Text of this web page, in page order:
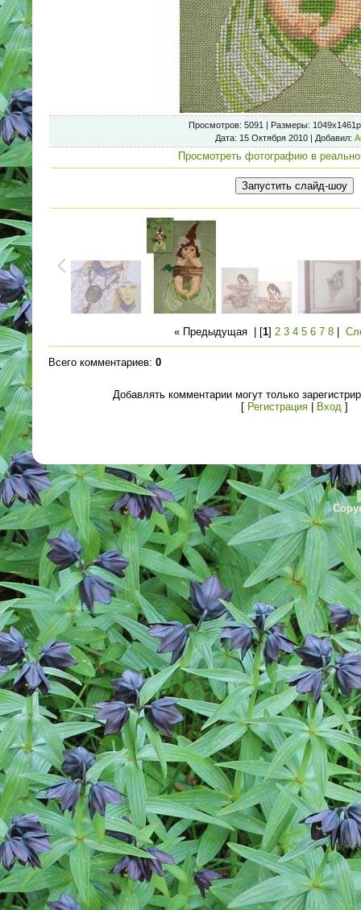
Просмотров: 5091 | Размеры:
Дата: 15 Октября 2010 | Добавил:
Просмотреть фотографию в
« Предыдущая | [1] 2 3 4 5 6 7 8
Всего комментариев: 0
Добавлять комментарии могут только
[ Регистрация| Вход ]